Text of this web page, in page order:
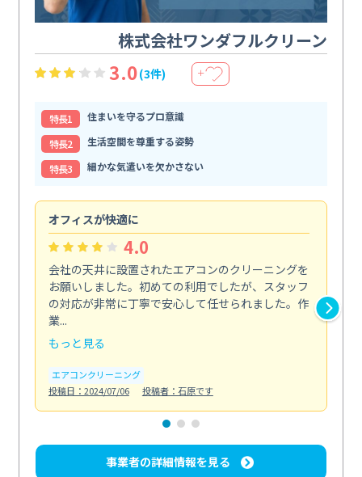
株式会社ワンダフルクリーン
3.0(3件) ＋
特⻑1
住まいを守るプロ意識
特⻑2
生活空間を尊重する姿勢
特⻑3
細かな気遣いを欠かさない
オフィスが快適に
4.0
会社の天井に設置されたエアコンのクリーニングを
お願いしました。初めての利用でしたが、スタッフ
の対応が非常に丁寧で安心して任せられました。作
業...
もっと見る
エアコンクリーニング
投稿日：2024/07/06
投稿者：石原です
事業者の詳細情報を見る